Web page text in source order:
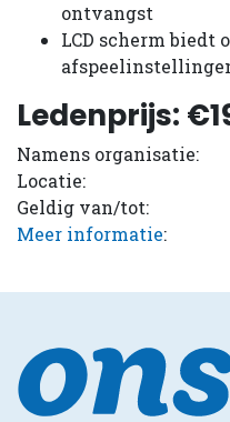
ontvangst
LCD scherm biedt
Ledenprijs:
Namens organisatie:
Locatie:
Geldig van/tot:
Meer informatie: